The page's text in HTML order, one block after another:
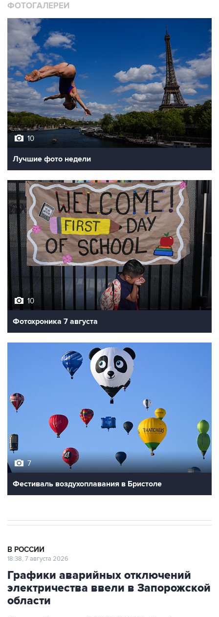
ФОТОГАЛЕРЕИ
10
Лучшие фото недели
10
Фотохроника 7 августа
7
Фестиваль воздухоплавания в Бристоле
В РОССИИ
18:38, 7 августа 2026
Графики аварийных отключений
электричества ввели в Запорожской
области